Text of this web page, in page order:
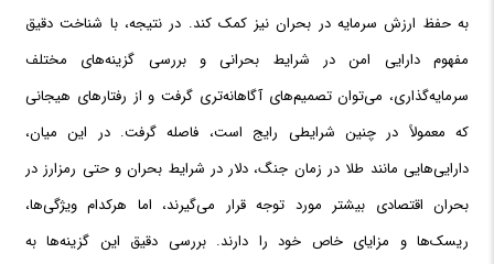
به حفظ ارزش سرمایه در بحران نیز کمک کند. در نتیجه، با شناخت دقیق
مفهوم دارایی امن در شرایط بحرانی و بررسی گزینه‌های مختلف
سرمایه‌گذاری، می‌توان تصمیم‌های آگاهانه‌تری گرفت و از رفتارهای هیجانی
که معمولاً در چنین شرایطی رایج است، فاصله گرفت. در این میان،
دارایی‌هایی مانند طلا در زمان جنگ، دلار در شرایط بحران و حتی رمزارز در
بحران اقتصادی بیشتر مورد توجه قرار می‌گیرند، اما هرکدام ویژگی‌ها،
ریسک‌ها و مزایای خاص خود را دارند. بررسی دقیق این گزینه‌ها به